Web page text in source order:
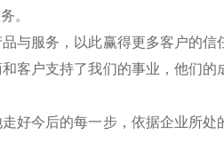
。
与服务，以此赢得更多客户的信
客户支持了我们的事业，他们的
好今后的每一步，依据企业所处